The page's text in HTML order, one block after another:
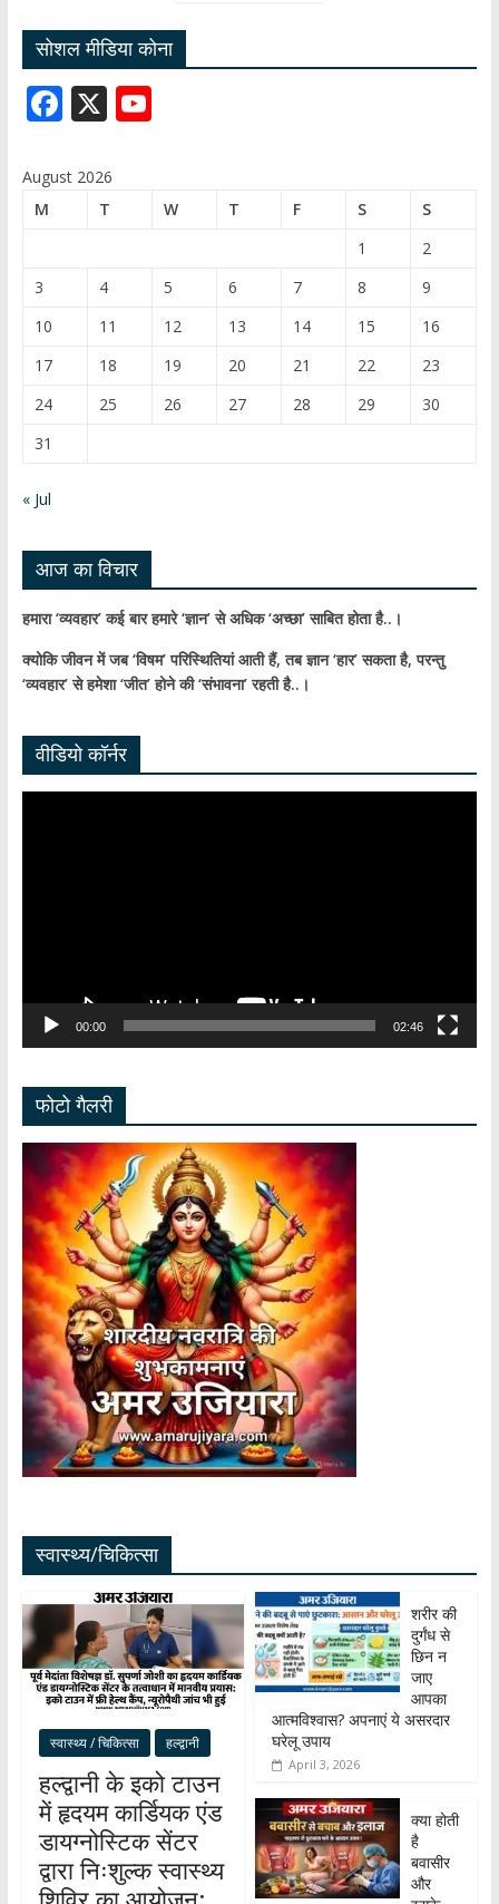
सोशल मीडिया कोना
F
e
X Y
T
b
e
C
h
a
August 2026
M
T W T F S
S
1
2
3
4 5 6 7 8
9
10
11 12 13 14 15
16
17
18 19 20 21 22
23
24
25 26 27 28 29
30
31
« Jul
आज का विचार
हमारा ‘व्यवहार’ कई बार हमारे ‘ज्ञान’ से अधिक ‘अच्छा’ साबित होता है..।
क्योकि जीवन में जब ‘विषम’ परिस्थितियां आती हैं,तब ज्ञान ‘हार’ सकता है,परन्तु
‘व्यवहार’ से हमेशा ‘जीत’ होने की ‘संभावना’ रहती है..।
वीडियो कॉर्नर
00:00 02:46
फोटो गैलरी
स्वास्थ्य/चिकित्सा
स्वास्थ्य / चिकित्सा हल्द्वानी
हल्द्वानी के इको टाउन
में हृदयम कार्डियक एंड
डायग्नोस्टिक सेंटर
द्वारा निःशुल्क स्वास्थ्य
शरीर की
दुर्गंध से
छिन न
जाए
आपका
आत्मविश्वास? अपनाएं ये असरदार
घरेलू उपाय
April 3, 2026
क्या होती
है
बवासीर
और